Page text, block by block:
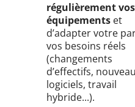
régulièrement vos
équipements et
d’adapter votre
vos besoins réels
(changements
d’effectifs,
logiciels, travail
hybride...).